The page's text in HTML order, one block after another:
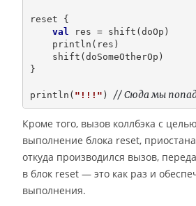
reset {
val
res = shift(doOp)
println(res)
shift(doSomeOtherOp)
}
println( "!!!" ) // Сюда мы
Кроме того, вызов коллбэка с
выполнение блока reset,
откуда производился вызов,
в блок reset — это как раз и
выполнения.